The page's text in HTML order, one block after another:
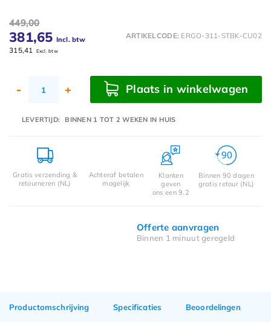
449,00
381,65 Incl. btw
315,41 Excl. btw
ARTIKELCODE: ERGO-311-STBK-CU02
- + Plaats in winkelwagen
LEVERTIJD: BINNEN 1 TOT 2 WEKEN IN HUIS
Gratis verzending &
retourneren (NL)
Achteraf betalen
mogelijk
Klanten
geven
ons een 9.2
Binnen 90 dagen
gratis retour (NL)
Offerte aanvragen
Binnen 1 minuut geregeld
Productomschrijving Specificaties Beoordelingen